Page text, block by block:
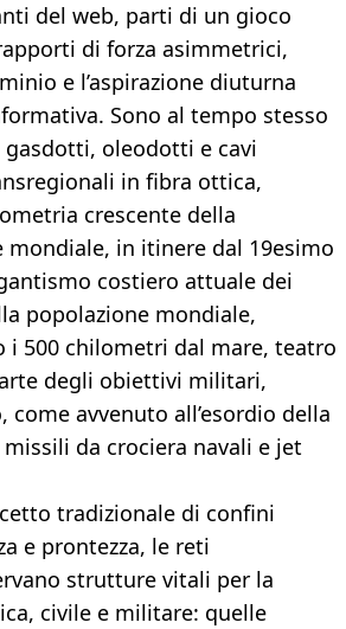
del web, parti di un gioco
di forza asimmetrici,
e l’aspirazione diuturna
Sono al tempo stesso
oleodotti e cavi
in fibra ottica,
crescente della
mondiale, in itinere dal 19esimo
costiero attuale dei
popolazione mondiale,
i 500 chilometri dal mare, teatro
degli obiettivi militari,
come avvenuto all’esordio della
da crociera navali e jet
tradizionale di confini
e prontezza, le reti
strutture vitali per la
civile e militare: quelle